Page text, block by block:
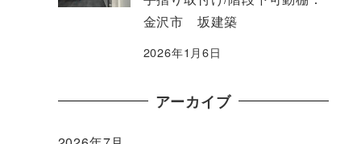
金沢市 坂建築
2026年1月6日
アーカイブ